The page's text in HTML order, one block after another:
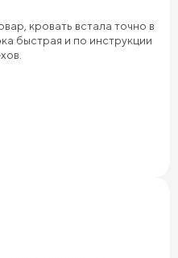
кровать встала точно в
быстрая и по инструкции